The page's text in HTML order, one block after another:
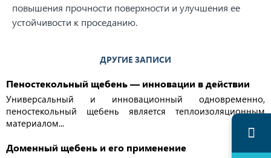
повышения прочности поверхности и улучшения ее
устойчивости к проседанию.
ДРУГИЕ ЗАПИСИ
Пеностекольный щебень — инновации в действии
Универсальный и инновационный одновременно,
пеностекольный щебень является теплоизоляционным
материалом...
Доменный щебень и его применение